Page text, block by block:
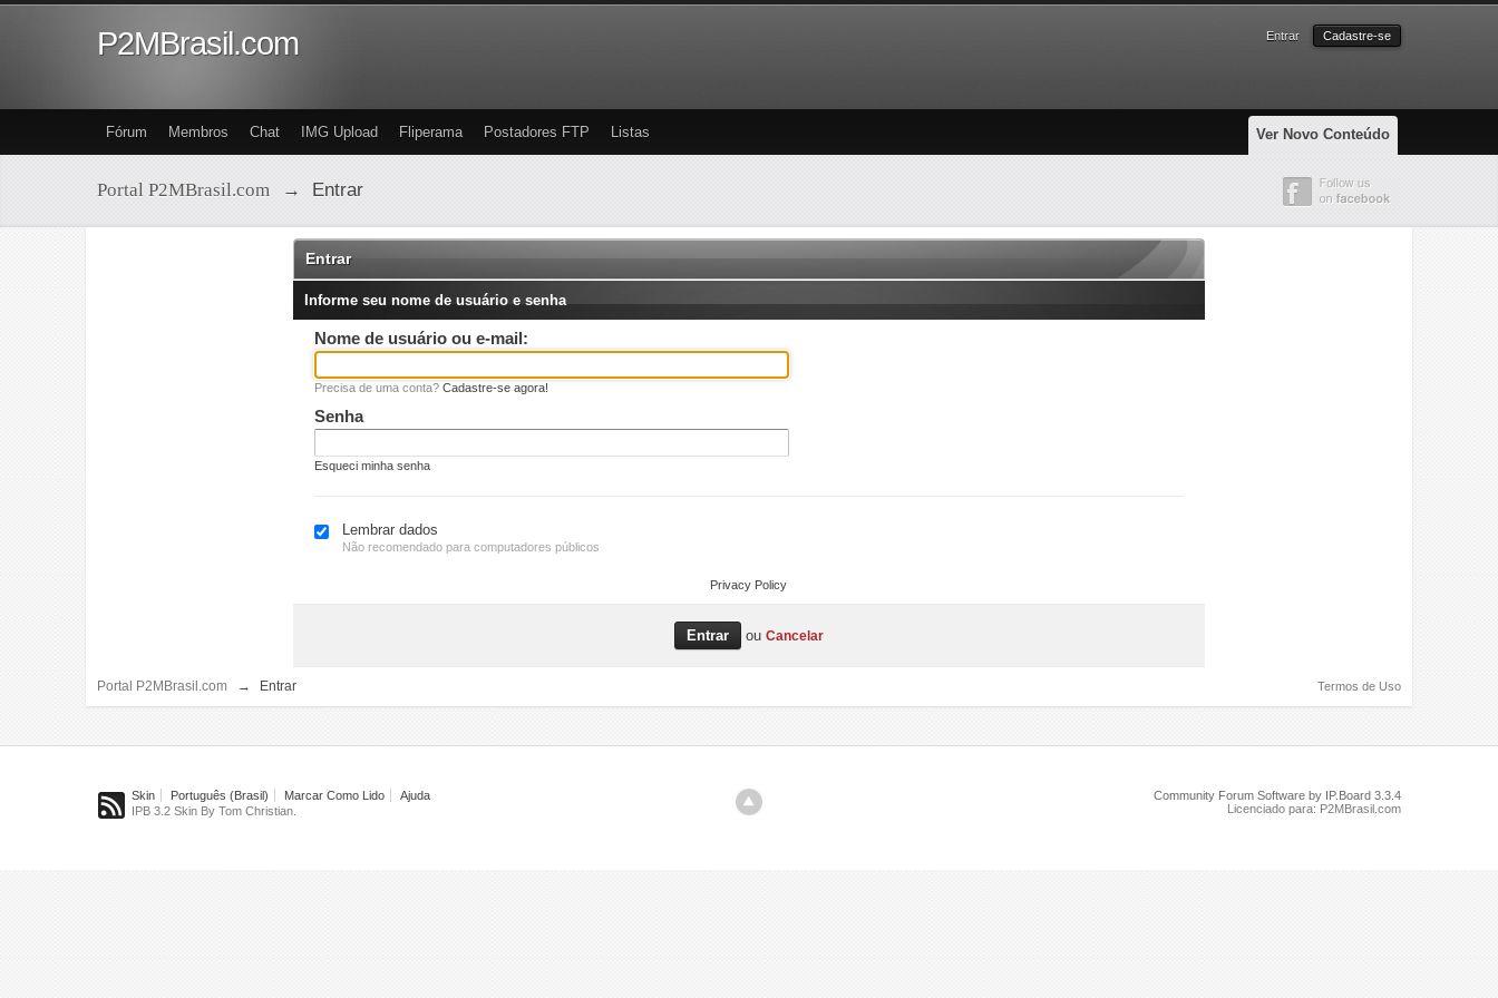
P2MBrasil.com Entrar Cadastre-se
Ver Novo Conteúdo
Fórum Membros Chat IMG Upload Fliperama Postadores FTP Listas
Portal P2MBrasil.com → Entrar
Entrar
Informe seu nome de usuário e senha
Nome de usuário ou e-mail:
Precisa de uma conta? Cadastre-se agora!
Senha
Esqueci minha senha
Lembrar dados
Não recomendado para computadores públicos
Privacy Policy
ou Cancelar
Portal P2MBrasil.com → Entrar Termos de Uso
Skin Português (Brasil) Marcar Como Lido
Ajuda
IPB 3.2 Skin By Tom Christian.
Community Forum Software by IP.Board 3.3.4
Licenciado para: P2MBrasil.com